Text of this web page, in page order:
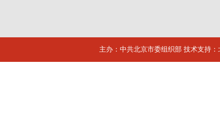
主办：中共北京市委组织部 技术支持